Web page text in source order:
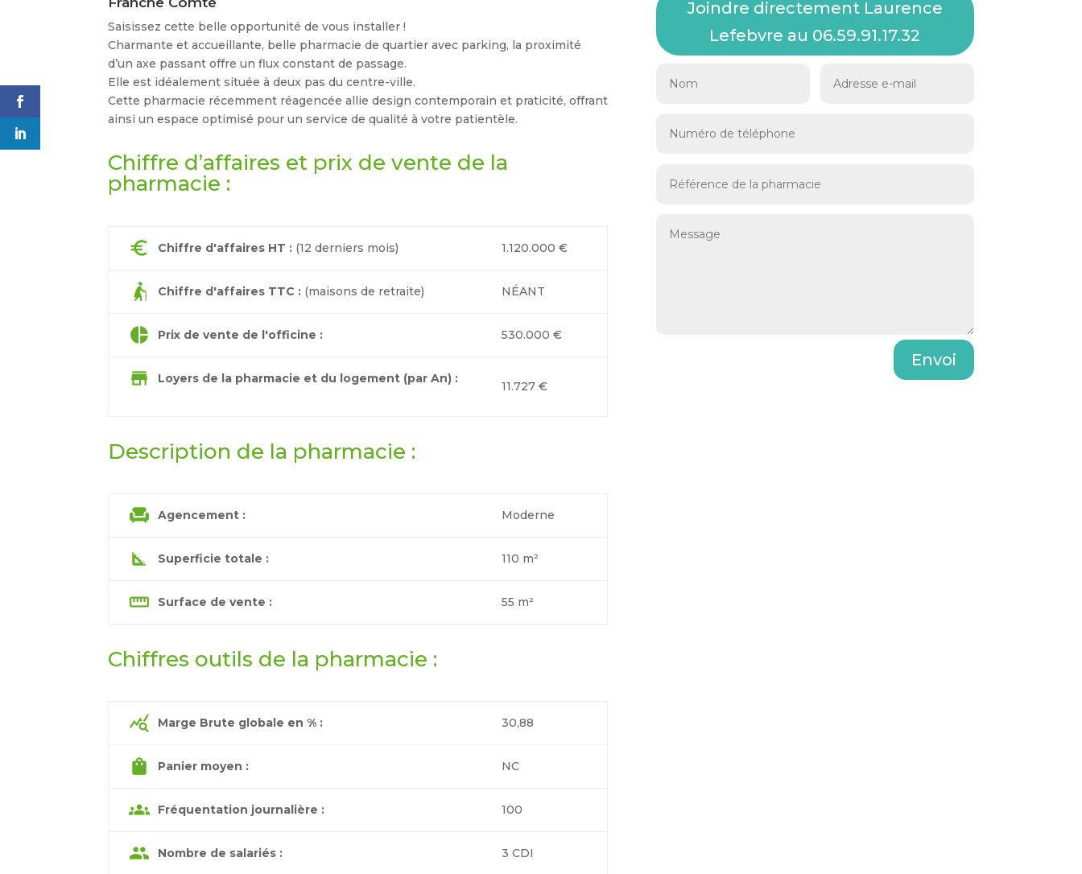
Saisissez cette belle opportunité de vous installer !
Charmante et accueillante, belle pharmacie de quartier avec parking, la proximité
d’un axe passant offre un flux constant de passage.
Elle est idéalement située à deux pas du centre-ville.
Cette pharmacie récemment réagencée allie design contemporain et praticité, offrant
ainsi un espace optimisé pour un service de qualité à votre patientèle.
Chiffre d’affaires et prix de vente de la
pharmacie :
euro Chiffre d'affaires HT : (12 derniers mois) 1.120.000 €
elderly_woman Chiffre d'affaires TTC : (maisons de retraite) NÉANT
pie_chart Prix de vente de l'officine : 530.000 €
store Loyers de la pharmacie et du logement (par An) :
11.727 €
Description de la pharmacie :
chair Agencement : Moderne
square_foot Superficie totale : 110 m²
straighten Surface de vente : 55 m²
Chiffres outils de la pharmacie :
query_stats Marge Brute globale en % : 30,88
shopping_bag Panier moyen : NC
groups Fréquentation journalière : 100
group Nombre de salariés : 3 CDI
Joindre directement Laurence
Lefebvre au 06.59.91.17.32
Envoi